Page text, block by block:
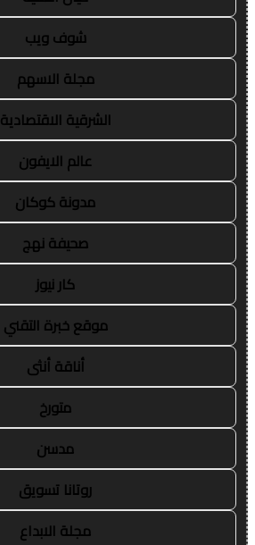
شوف ويب
مجلة الاسهم
الشرقية الاقتصادية
عالم الايفون
مدونة كوكان
صحيفة نهج
كار نيوز
موقع خبرة التقني
أناقة أنثى
متورخ
مدسن
روتانا تسويق
مجلة الابداع